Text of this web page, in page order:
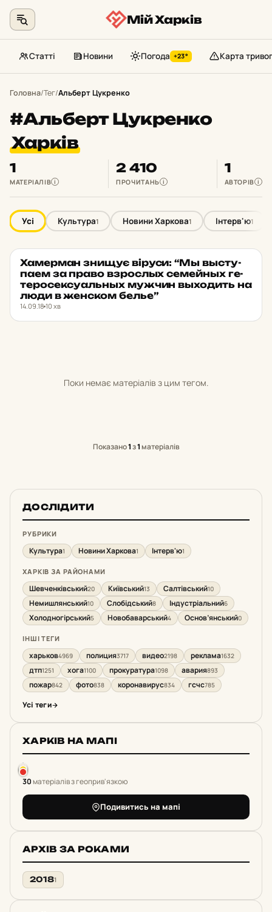
Мій Харків
Статті Новини Погода +23° Карта тривог
Головна/Тег/Альберт Цукренко
#Альберт Цукренко
Харків
1
МАТЕРІАЛІВ i
2 410
ПРОЧИТАНЬ i
1
АВТОРІВ i
Усі Культура1 Новини Харкова1 Інтерв'ю1
ІНТЕРВ'Ю ★ ОБРАНЕ
Ха­мер­ман знищує віруси: “Мы высту­
па­ем за право взрослых се­мейных ге­
те­ро­сек­су­альных мужчин выхо­дить на
люди в жен­ском белье”
14.09.18 10 хв
Поки немає матеріалів з цим тегом.
Показано1з1матеріалів
ДОСЛІДИТИ
РУБРИКИ
Культура1 Новини Харкова1 Інтерв'ю1
ХАРКІВ ЗА РАЙОНАМИ
Шевченківський20 Київський13 Салтівський10
Немишлянський10 Слобідський8 Індустріальний6
Холодногірський5 Новобаварський4 Основ’янський0
ІНШІ ТЕГИ
харьков4969 полиция3717 видео2198 реклама1632
дтп1251 хога1100 прокуратура1098 авария893
пожар842 фото838 коронавирус834 гсчс785
Усі теги
ХАРКІВ НА МАПІ
30матеріалів з геоприв'язкою
Подивитись на мапі
АРХІВ ЗА РОКАМИ
20181